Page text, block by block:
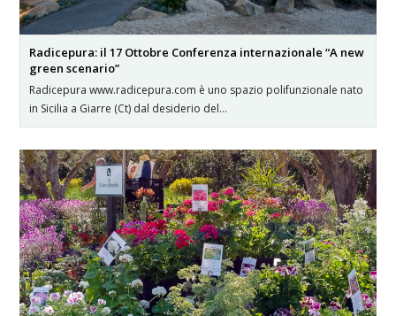
Radicepura: il 17 Ottobre Conferenza internazionale “A new
green scenario”
Radicepura www.radicepura.com è uno spazio polifunzionale nato
in Sicilia a Giarre (Ct) dal desiderio del…